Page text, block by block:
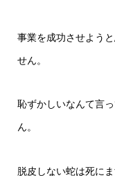
事業を成功させよう
せん。
恥ずかしいなんて言
ん。
脱皮しない蛇は死にま